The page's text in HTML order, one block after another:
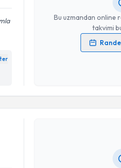
Bu uzmandan online
takvimi
Kişisel verilerimin
Randevu Takvimi Talebi
Prof. Dr. Murat Kuloğlu